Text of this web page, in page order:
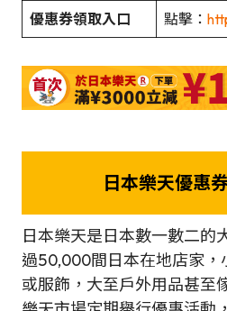
優惠券領取入口 點擊：
日本樂天優惠
日本樂天是日本數一數二的
過50,000間日本在地店家，
或服飾，大至戶外用品甚至